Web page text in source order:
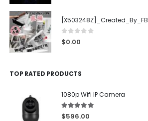
[X503248Z]_Created_By_FB
0 out of 5
$0.00
TOP RATED PRODUCTS
1080p Wifi IP Camera
5.00out of 5
$596.00